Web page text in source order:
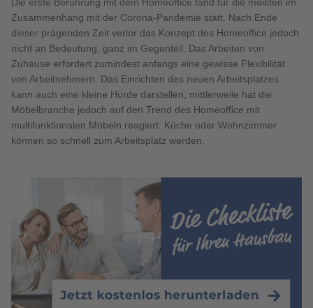
Zusammenhang mit der Corona-Pandemie statt. Nach Ende
dieser prägenden Zeit verlor das Konzept des Homeoffice jedoch
nicht an Bedeutung, ganz im Gegenteil. Das Arbeiten von
Zuhause erfordert zumindest anfangs eine gewisse Flexibilität
von Arbeitnehmern. Das Einrichten des neuen Arbeitsplatzes
kann auch eine kleine Hürde darstellen, mittlerweile hat die
Möbelbranche jedoch auf den Trend des Homeoffice mit
multifunktionalen Möbeln reagiert. Küche oder Wohnzimmer
können so schnell zum Arbeitsplatz werden.